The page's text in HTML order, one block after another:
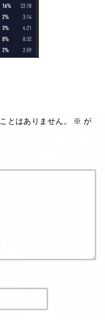
とはありません。 ※ が